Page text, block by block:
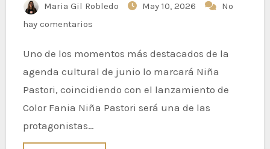
Maria Gil Robledo May 10, 2026
No
hay comentarios
Uno de los momentos más destacados de la
agenda cultural de junio lo marcará Niña
Pastori, coincidiendo con el lanzamiento de
Color Fania Niña Pastori será una de las
protagonistas…